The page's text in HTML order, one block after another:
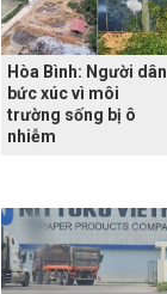
Hòa Bình: Người dân
bức xúc vì môi
trường sống bị ô
nhiễm